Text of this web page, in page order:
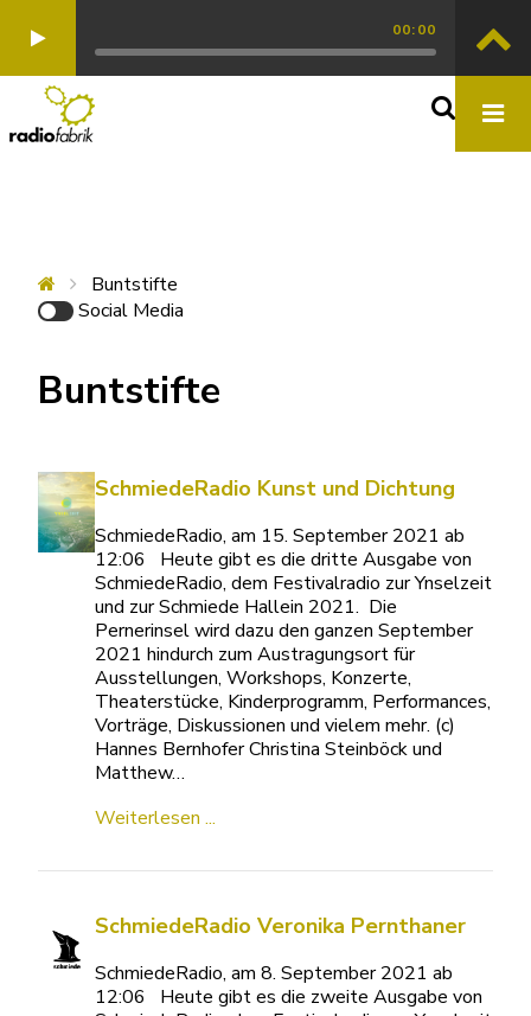
00:00
Buntstifte
Social Media
Buntstifte
SchmiedeRadio Kunst und Dichtung
SchmiedeRadio, am 15. September 2021 ab
12:06 Heute gibt es die dritte Ausgabe von
SchmiedeRadio, dem Festivalradio zur Ynselzeit
und zur Schmiede Hallein 2021. Die
Pernerinsel wird dazu den ganzen September
2021 hindurch zum Austragungsort für
Ausstellungen, Workshops, Konzerte,
Theaterstücke, Kinderprogramm, Performances,
Vorträge, Diskussionen und vielem mehr. (c)
Hannes Bernhofer Christina Steinböck und
Matthew…
Weiterlesen ...
SchmiedeRadio Veronika Pernthaner
SchmiedeRadio, am 8. September 2021 ab
12:06 Heute gibt es die zweite Ausgabe von